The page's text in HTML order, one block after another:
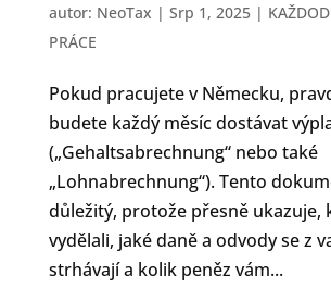
autor: NeoTax | Srp 1, 2025|
PRÁCE
Pokud pracujete v Německu,
budete každý měsíc dostávat
(„Gehaltsabrechnung“ nebo také
„Lohnabrechnung“). Tento
důležitý, protože přesně ukazuje,
vydělali, jaké daně a odvody se z
strhávají a kolik peněz vám...